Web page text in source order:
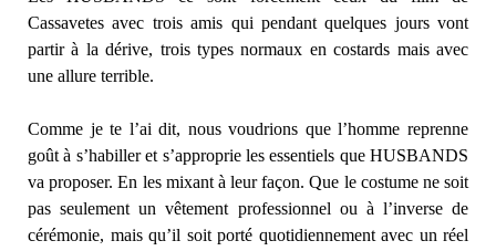
Cassavetes avec trois amis qui pendant quelques jours vont
partir à la dérive, trois types normaux en costards mais avec
une allure terrible.
Comme je te l’ai dit, nous voudrions que l’homme reprenne
goût à s’habiller et s’approprie les essentiels que HUSBANDS
va proposer. En les mixant à leur façon. Que le costume ne soit
pas seulement un vêtement professionnel ou à l’inverse de
cérémonie, mais qu’il soit porté quotidiennement avec un réel